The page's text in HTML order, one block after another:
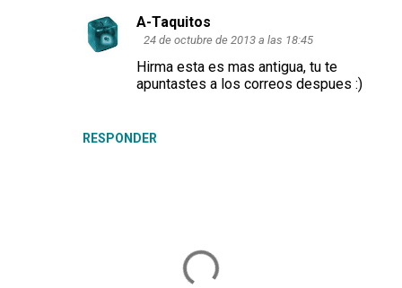
RESPONDER
A-Taquitos
24 de octubre de 2013 a las 18:45
Hirma esta es mas antigua, tu te
apuntastes a los correos despues :)